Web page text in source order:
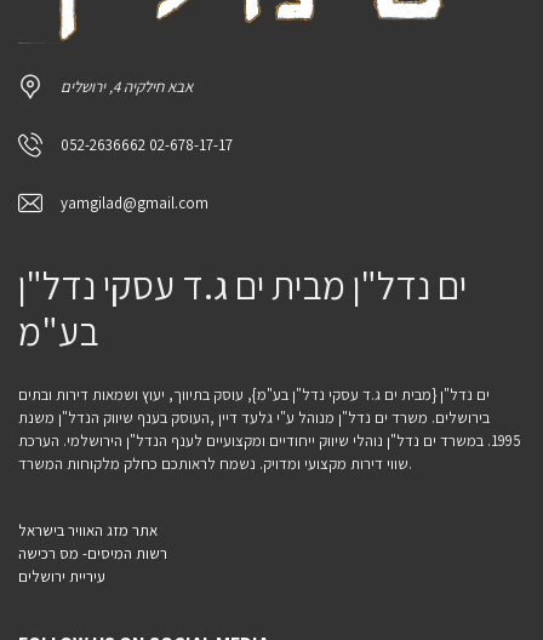
אבא חילקיה 4, ירושלים
052-2636662 02-678-17-17
yamgilad@gmail.com
ים נדל"ן מבית ים ג.ד עסקי נדל"ן
בע"מ
ים נדל"ן {מבית ים ג.ד עסקי נדל"ן בע"מ}, עוסק בתיווך, יעוץ ושמאות דירות ובתים
בירושלים. משרד ים נדל"ן מנוהל ע"י גלעד דיין ,העוסק בענף שיווק הנדל"ן משנת
1995. במשרד ים נדל"ן נוהלי שיווק ייחודיים ומקצועיים לענף הנדל"ן הירושלמי. הערכת
שווי דירות מקצועי ומדויק. נשמח לראותכם כחלק מלקוחות המשרד.
אתר מזג האוויר בישראל
רשות המיסים- מס רכישה